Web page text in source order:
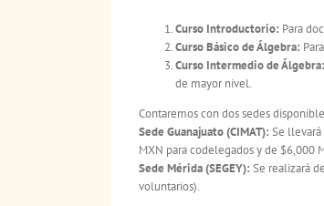
Curso Introductorio: Para
Curso Básico de Álgebra:
Curso Intermedio de Álgebra:
de mayor nivel.
Contaremos con dos sedes
Sede Guanajuato (CIMAT): Se
MXN para codelegados y de $6,000
Sede Mérida (SEGEY): Se realizará
voluntarios).